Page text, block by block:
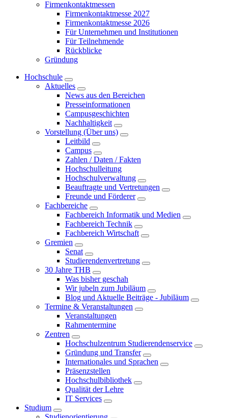
Firmenkontaktmessen
Firmenkontaktmesse 2027
Firmenkontaktmesse 2026
Für Unternehmen und Institutionen
Für Teilnehmende
Rückblicke
Gründung
Hochschule
Aktuelles
News aus den Bereichen
Presseinformationen
Campusgeschichten
Nachhaltigkeit
Vorstellung (Über uns)
Leitbild
Campus
Zahlen / Daten / Fakten
Hochschulleitung
Hochschulverwaltung
Beauftragte und Vertretungen
Freunde und Förderer
Fachbereiche
Fachbereich Informatik und Medien
Fachbereich Technik
Fachbereich Wirtschaft
Gremien
Senat
Studierendenvertretung
30 Jahre THB
Was bisher geschah
Wir jubeln zum Jubiläum
Blog und Aktuelle Beiträge - Jubiläum
Termine & Veranstaltungen
Veranstaltungen
Rahmentermine
Zentren
Hochschulzentrum Studierendenservice
Gründung und Transfer
Internationales und Sprachen
Präsenzstellen
Hochschulbibliothek
Qualität der Lehre
IT Services
Studium